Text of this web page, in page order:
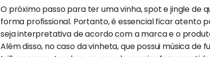
O próximo passo para ter uma vinha, spot e jingle de
forma profissional. Portanto, é essencial ficar atento
seja interpretativa de acordo com a marca e o
Além disso, no caso da vinheta, que possui música